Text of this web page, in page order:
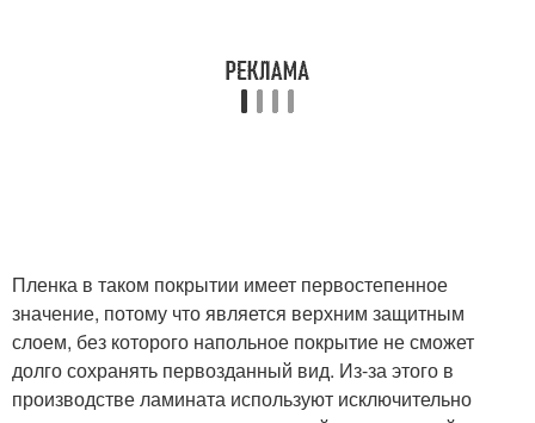
Пленка в таком покрытии имеет первостепенное
значение, потому что является верхним защитным
слоем, без которого напольное покрытие не сможет
долго сохранять первозданный вид. Из-за этого в
производстве ламината используют исключительно